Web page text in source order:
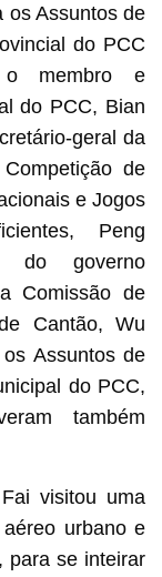
os Assuntos de
do PCC
o membro e
do PCC, Bian
geral da
de
e Jogos
Peng
do governo
Comissão de
Cantão, Wu
Assuntos de
do PCC,
também
visitou uma
urbano e
, para se inteirar